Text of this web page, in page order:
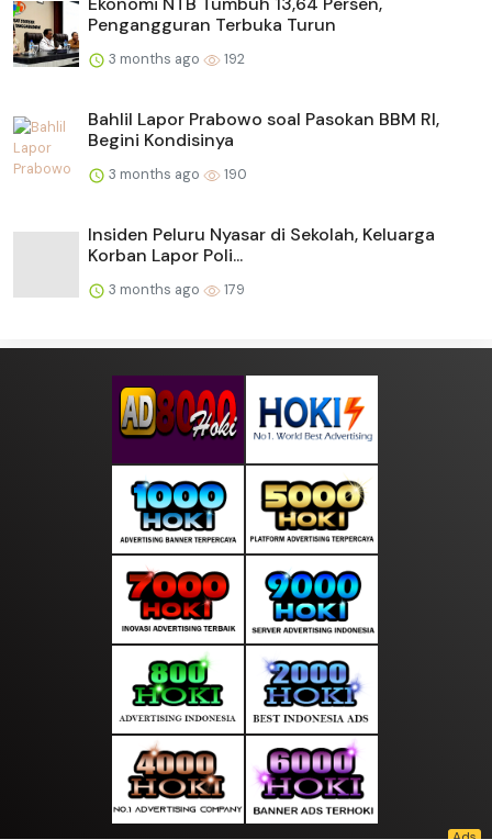
Pengangguran Terbuka Turun
3 months ago 192
Bahlil Lapor Prabowo soal Pasokan BBM RI,
Begini Kondisinya
3 months ago 190
Insiden Peluru Nyasar di Sekolah, Keluarga
Korban Lapor Poli...
3 months ago 179